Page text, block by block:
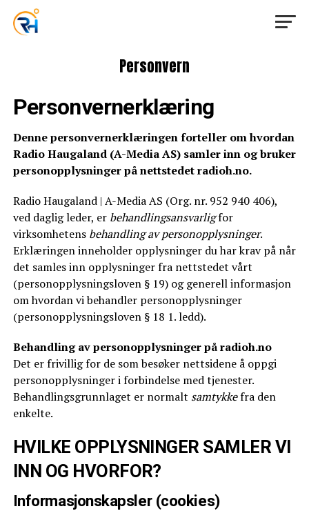
Personvern
Personvernerklæring
Denne personvernerklæringen forteller om hvordan
Radio Haugaland (A-Media AS) samler inn og bruker
personopplysninger på nettstedet radioh.no.
Radio Haugaland | A-Media AS (Org. nr. 952 940 406),
ved daglig leder, er behandlingsansvarligfor
virksomhetens behandling av personopplysninger.
Erklæringen inneholder opplysninger du har krav på når
det samles inn opplysninger fra nettstedet vårt
(personopplysningsloven § 19) og generell informasjon
om hvordan vi behandler personopplysninger
(personopplysningsloven § 18 1. ledd).
Behandling av personopplysninger på radioh.no
Det er frivillig for de som besøker nettsidene å oppgi
personopplysninger i forbindelse med tjenester.
Behandlingsgrunnlaget er normalt samtykkefra den
enkelte.
HVILKE OPPLYSNINGER SAMLER VI
INN OG HVORFOR?
Informasjonskapsler (cookies)